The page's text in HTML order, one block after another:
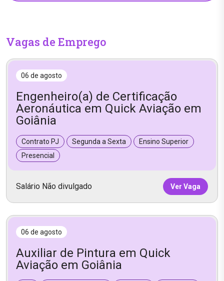
Vagas de Emprego
06 de agosto
Engenheiro(a) de Certificação
Aeronáutica em Quick Aviação em
Goiânia
Contrato PJ Segunda a Sexta
Ensino Superior
Presencial
Salário Não divulgado Ver Vaga
06 de agosto
Auxiliar de Pintura em Quick
Aviação em Goiânia